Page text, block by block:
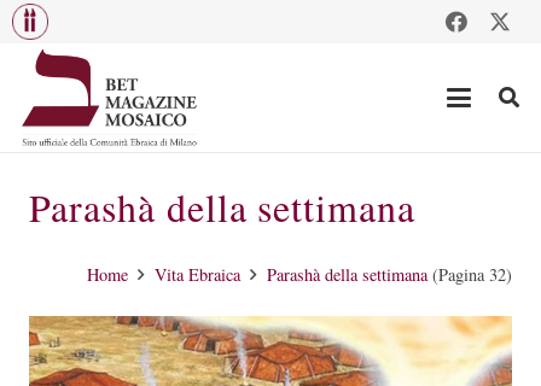
Parashà della settimana
Home Vita Ebraica Parashà della settimana(Pagina 32)